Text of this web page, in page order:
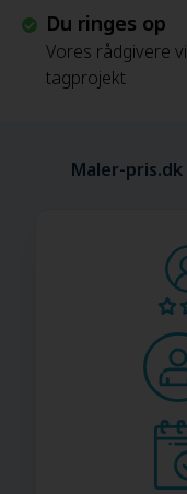
Du ringes op
Vores rådgivere
tagprojekt
Maler-